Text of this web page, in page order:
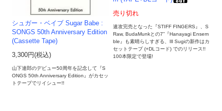
シュガー・ベイブ Sugar Babe :
SONGS 50th Anniversary Edition
(Cassette Tape)
3,300円(税込)
山下達郎のデビュー50周年を記念して『S
ONGS 50th Anniversary Edition』がカセッ
トテープでリイシュー!!
売り切れ
速攻完売となった『STIFF FINGERS』、S
Raw, BudaMunkとの7”『Hanayagi Ensem
ble』も素晴らしすぎる、Ill Sugiの新作はカ
セットテープ (+DLコード) でのリリース!!
100本限定で登場!